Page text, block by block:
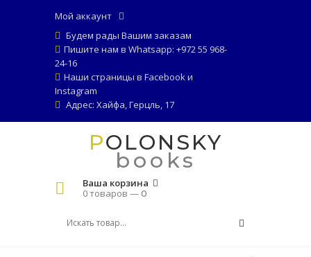
Мой аккаунт
Будем рады Вашим заказам
Пишите нам в Whatsapp: +972 55 968-
24-16
Наши страницы в Facebookи
Instagram
Адрес: Хайфа, Герцль, 17
POLONSKY
books
Ваша корзина
0 товаров —0